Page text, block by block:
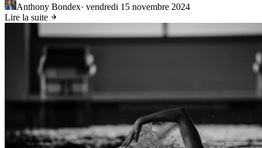
Anthony Bondex· vendredi 15 novembre 2024
Lire la suite